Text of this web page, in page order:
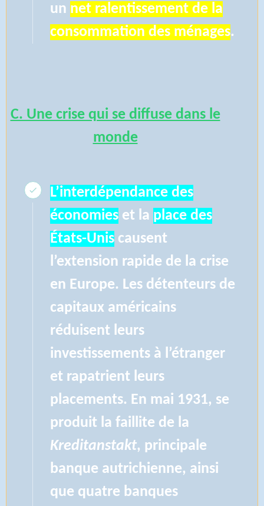
un net ralentissement de la
consommation des ménages.
C. Une crise qui se diffuse dans le
monde
L’interdépendance des
économies et la place des
États-Unis causent
l’extension rapide de la crise
en Europe. Les détenteurs de
capitaux américains
réduisent leurs
investissements à l’étranger
et rapatrient leurs
placements. En mai 1931, se
produit la faillite de la
Kreditanstakt, principale
banque autrichienne, ainsi
que quatre banques